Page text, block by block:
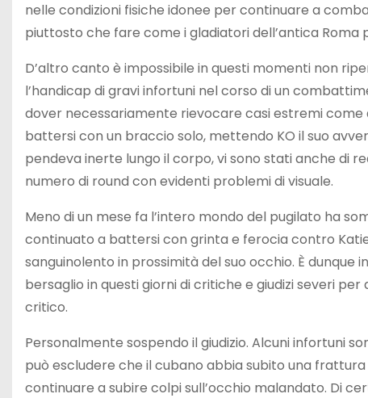
nelle condizioni fisiche idonee per continuare a
piuttosto che fare come i gladiatori dell’antica Roma
D’altro canto è impossibile in questi momenti non
l’handicap di gravi infortuni nel corso di un
dover necessariamente rievocare casi estremi come
battersi con un braccio solo, mettendo KO il suo
pendeva inerte lungo il corpo, vi sono stati anche di
numero di round con evidenti problemi di visuale.
Meno di un mese fa l’intero mondo del pugilato ha
continuato a battersi con grinta e ferocia contro
sanguinolento in prossimità del suo occhio. È dunque
bersaglio in questi giorni di critiche e giudizi severi
critico.
Personalmente sospendo il giudizio. Alcuni infortuni
può escludere che il cubano abbia subito una
continuare a subire colpi sull’occhio malandato. Di